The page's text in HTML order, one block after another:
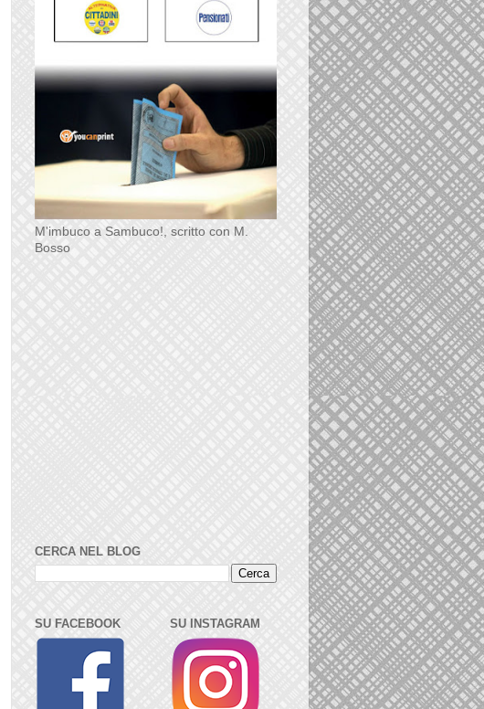
M'imbuco a Sambuco!, scritto con M.
Bosso
CERCA NEL BLOG
SU FACEBOOK SU INSTAGRAM